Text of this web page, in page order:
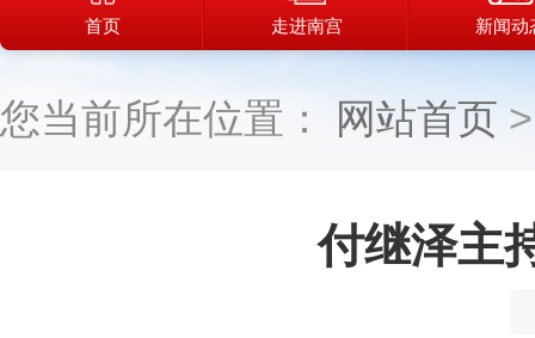
首页 走进南宫 新闻动
您当前所在位置： 网站首页
付继泽主